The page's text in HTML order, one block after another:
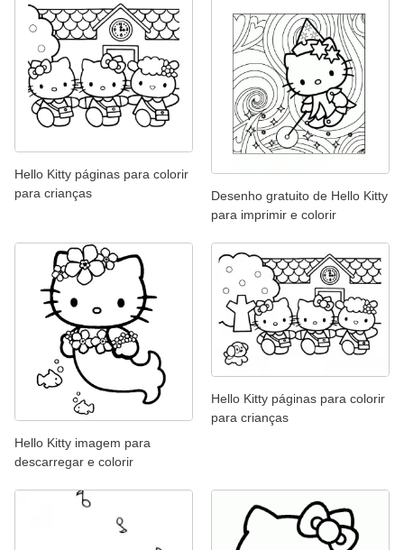
Hello Kitty páginas para colorir
para crianças
Desenho gratuito de Hello Kitty
para imprimir e colorir
Hello Kitty imagem para
descarregar e colorir
Hello Kitty páginas para colorir
para crianças